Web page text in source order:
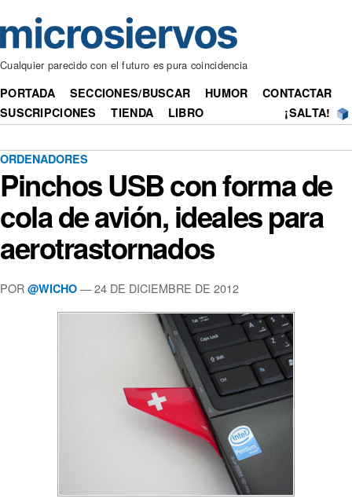
Cualquier parecido con el futuro es pura coincidencia
PORTADA SECCIONES/BUSCAR HUMOR
CONTACTAR
SUSCRIPCIONES
TIENDA LIBRO ¡SALTA!
ORDENADORES
Pinchos USB con forma de
cola de avión, ideales para
aerotrastornados
POR @WICHO — 24 DE DICIEMBRE DE 2012